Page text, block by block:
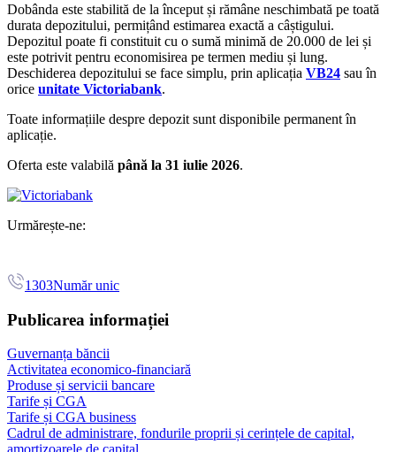
Dobânda este stabilită de la început și rămâne neschimbată pe toată
durata depozitului, permițând estimarea exactă a câștigului.
Depozitul poate fi constituit cu o sumă minimă de 20.000 de lei și
este potrivit pentru economisirea pe termen mediu și lung.
Deschiderea depozitului se face simplu, prin aplicația VB24 sau în
orice unitate Victoriabank.
Toate informațiile despre depozit sunt disponibile permanent în
aplicație.
Oferta este valabilă până la 31 iulie 2026.
Urmărește-ne:
1303Număr unic
Publicarea informației
Guvernanța băncii
Activitatea economico-financiară
Produse și servicii bancare
Tarife și CGA
Tarife și CGA business
Cadrul de administrare, fondurile proprii și cerințele de capital,